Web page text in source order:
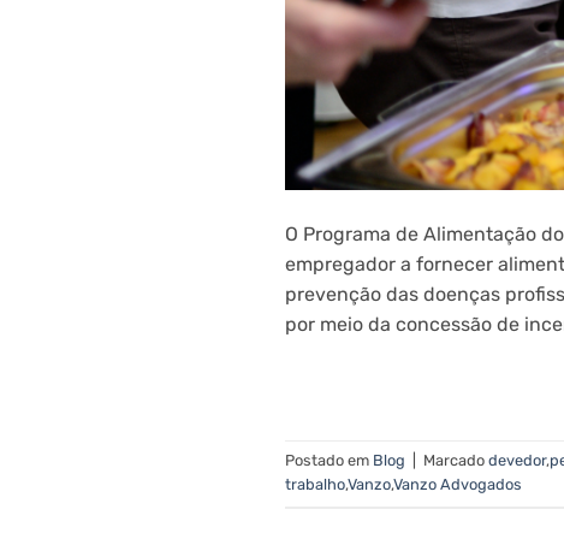
O Programa de Alimentação
empregador a fornecer
prevenção das doenças
por meio da concessão de
Postado em Blog Marcado devedor,
trabalho,Vanzo,Vanzo Advogados